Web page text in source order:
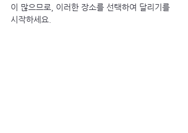
이 많으므로, 이러한 장소를 선택하여 달리기를
시작하세요.